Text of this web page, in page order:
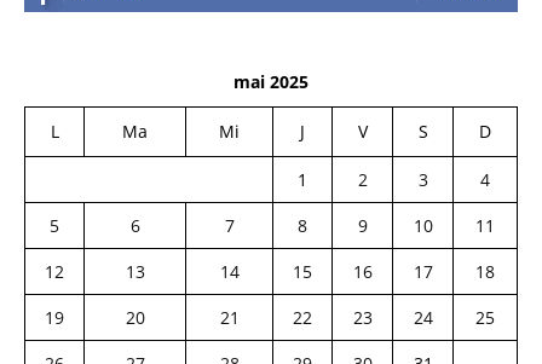
mai 2025
L Ma Mi J V S D
1 2 3
4
5
6 7 8 9 10
11
12
13 14 15 16 17
18
19
20 21 22 23 24
25